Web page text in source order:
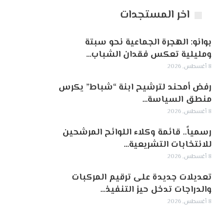
اخر المستجدات
بوانو: الهجرة الجماعية نحو سبتة
ومليلية تعكس فقدان الشباب…
8 أغسطس, 2026
رفض أمحند لترشيح ابنة “شباط” يكرس
منطق السياسة…
8 أغسطس, 2026
رسمياً.. قائمة وكلاء اللوائح المرشحين
للانتخابات التشريعية…
8 أغسطس, 2026
تعديلات جديدة على ترقيم المركبات
والدراجات تدخل حيز التنفيذ…
8 أغسطس, 2026